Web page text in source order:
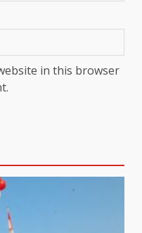
in this browser